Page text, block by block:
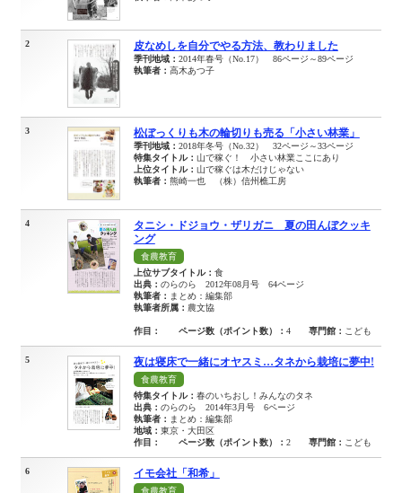
2 皮なめしを自分でやる方法、教わりました
季刊地域： 2014年春号（No.17） 86ページ～89ページ
執筆者： 高木あつ子
3 松ぼっくりも木の輪切りも売る「小さい林業」
季刊地域： 2018年冬号（No.32） 32ページ～33ページ
特集タイトル： 山で稼ぐ！ 小さい林業ここにあり
上位タイトル： 山で稼ぐは木だけじゃない
執筆者： 熊崎一也 （株）信州樵工房
4
タニシ・ドジョウ・ザリガニ 夏の田んぼクッキ
ング
食農教育
上位サブタイトル： 食
出典： のらのら 2012年08月号 64ページ
執筆者： まとめ：編集部
執筆者所属： 農文協
作目： ページ数（ポイント数）： 4 専門館： こども
5 夜は寝床で一緒にオヤスミ…タネから栽培に夢中!
食農教育
特集タイトル： 春のいちおし！みんなのタネ
出典： のらのら 2014年3月号 6ページ
執筆者： まとめ：編集部
地域： 東京・大田区
作目：
ページ数（ポイント数）： 2 専門館： こども
6 イモ会社「和希」